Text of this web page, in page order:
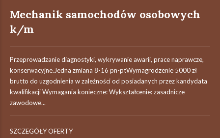
Mechanik samochodów osobowych
k/m
Przeprowadzanie diagnostyki, wykrywanie awarii, prace naprawcze,
konserwacyjne.Jedna zmiana 8-16 pn-ptWymagrodzenie 5000 zł
brutto do uzgodnienia w zależności od posiadanych przez kandydata
kwalifikacji Wymagania konieczne: Wykształcenie: zasadnicze
zawodowe...
SZCZEGÓŁY OFERTY